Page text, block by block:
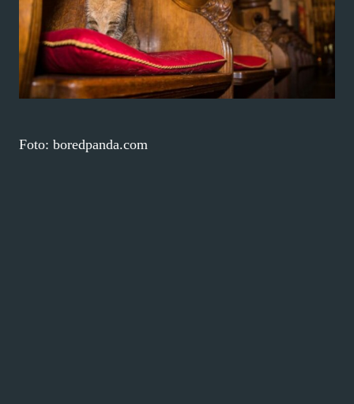
Foto: boredpanda.com